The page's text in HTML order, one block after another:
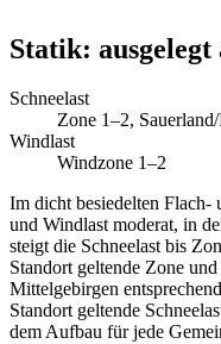
Statik:
Schneelast
Zone 1–2,
Windlast
Windzone 1–2
Im dicht besiedelten
und Windlast moderat, in
steigt die Schneelast bis
Standort geltende Zone
Mittelgebirgen
Standort geltende
dem Aufbau für jede